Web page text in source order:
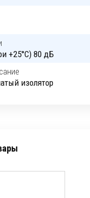
+25°C) 80 дБ
изолятор